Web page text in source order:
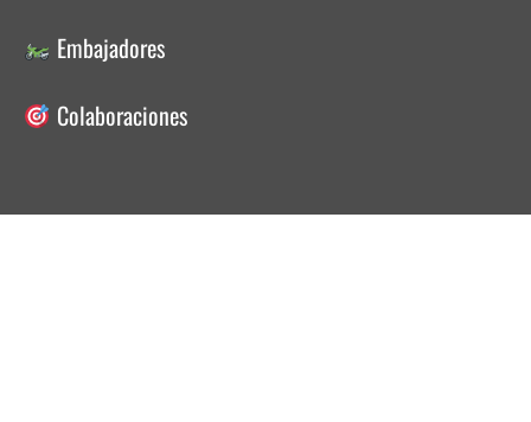
Embajadores
Colaboraciones